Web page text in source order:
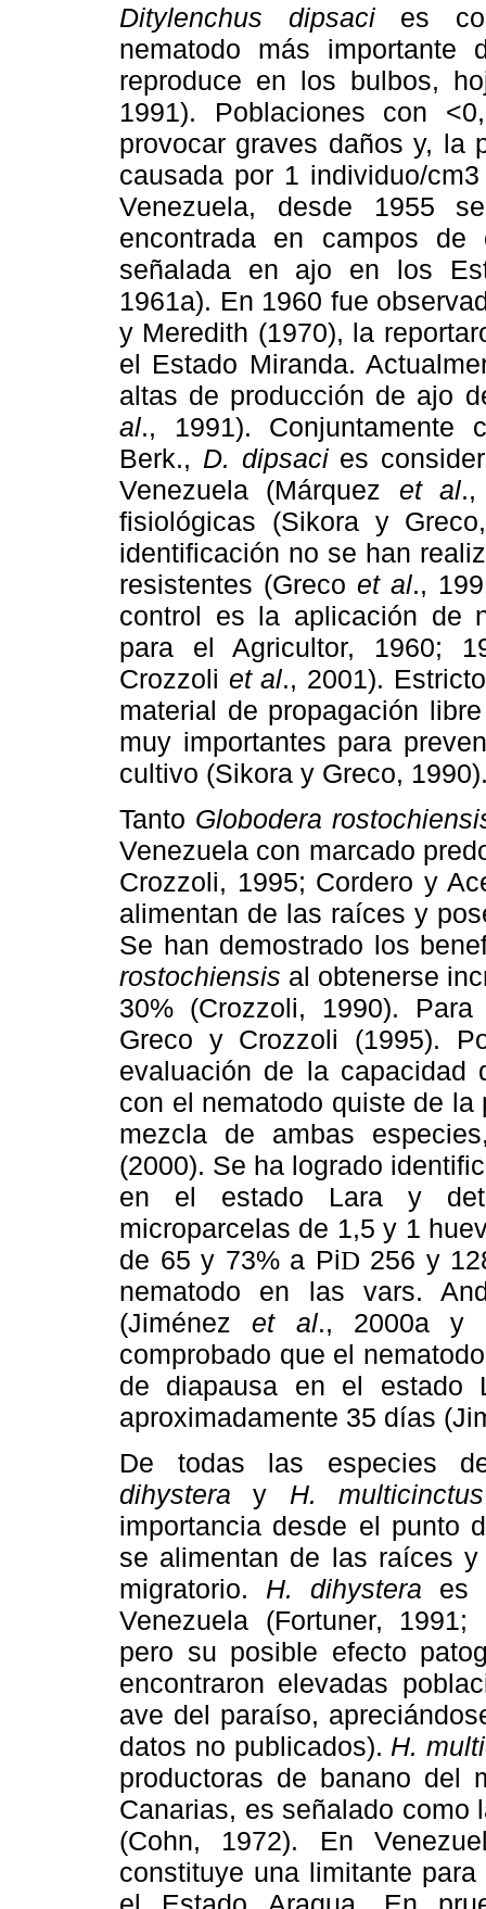
Ditylenchus dipsacies
nematodo más
reproduce en los bulbos,
1991). Poblaciones con
provocar graves daños y, la
causada por 1 individuo/
Venezuela, desde 1955
encontrada en campos
señalada en ajo en los
1961a). En 1960 fue
y Meredith (1970), la
el Estado Miranda.
altas de producción de ajo
al., 1991).
Berk., D. dipsacies
Venezuela (Márquez et al.,
fisiológicas (Sikora y
identificación no se han
resistentes (Grecoet al.,
control es la aplicación de
para el Agricultor, 1960;
Crozzoli et al., 2001).
material de propagación
muy importantes para
cultivo (Sikora y Greco,
Tanto Globodera
Venezuela con marcado
Crozzoli, 1995; Cordero y
alimentan de las raíces y
Se han demostrado los
rostochiensis al obtenerse
30% (Crozzoli, 1990).
Greco y Crozzoli (1995).
evaluación de la capacidad
con el nematodo quiste de
mezcla de ambas
(2000). Se ha logrado
en el estado Lara y
microparcelas de 1,5 y 1
de 65 y 73% a PiD 256 y
nematodo en las vars.
(Jiménezet al., 2000a y
comprobado que el
de diapausa en el estado
aproximadamente 35 días
De todas las especies
dihystera y H. multicinctus
importancia desde el punto
se alimentan de las raíces
migratorio. H. dihystera es
Venezuela (Fortuner,
pero su posible efecto
encontraron elevadas
ave del paraíso,
datos no publicados). H.
productoras de banano del
Canarias, es señalado como
(Cohn, 1972). En
constituye una limitante